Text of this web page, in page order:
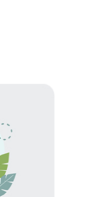
工程策略